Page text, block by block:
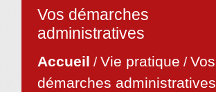
Vos démarches
administratives
Accueil /Vie pratique /Vos
démarches administratives